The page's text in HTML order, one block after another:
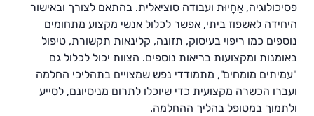
פסיכולוגיה, אַחֲיוּת ועבודה סוציאלית. בהתאם לצורך ובאישור
היחידה לאשפוז ביתי, אפשר לכלול אנשי מקצוע מתחומים
נוספים כמו ריפוי בעיסוק, תזונה, קלינאות תקשורת, טיפול
באומנות ומקצועות בריאות נוספים. הצוות יכול לכלול גם
"עמיתים מומחים", מתמודדי נפש שמצויים בתהליכי החלמה
ועברו הכשרה מקצועית כדי שיוכלו לתרום מניסיונם, לסייע
ולתמוך במטופל בהליך ההחלמה.